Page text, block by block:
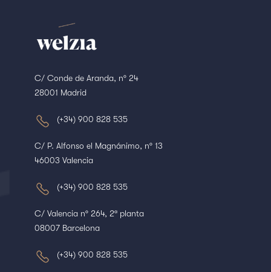
C/ Conde de Aranda, nº 24
28001 Madrid
(+34) 900 828 535
C/ P. Alfonso el Magnánimo, nº 13
46003 Valencia
(+34) 900 828 535
C/ Valencia nº 264, 2ª planta
08007 Barcelona
(+34) 900 828 535